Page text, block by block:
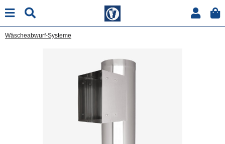
Wäscheabwurf-Systeme